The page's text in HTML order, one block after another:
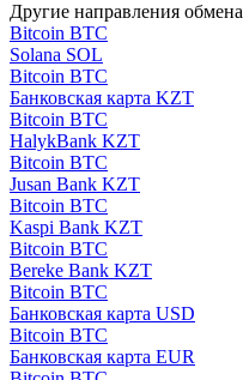
Другие направления обмена
Bitcoin BTC
Solana SOL
Bitcoin BTC
Банковская карта KZT
Bitcoin BTC
HalykBank KZT
Bitcoin BTC
Jusan Bank KZT
Bitcoin BTC
Kaspi Bank KZT
Bitcoin BTC
Bereke Bank KZT
Bitcoin BTC
Банковская карта USD
Bitcoin BTC
Банковская карта EUR